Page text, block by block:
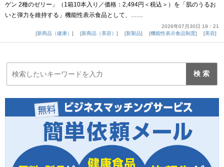
ゲン 2種のゼリー」（1箱10本入り／価格：2,494円＜税込＞）を「肌のうるお
いと弾力を維持する」機能性表示食品として、……
2026年07月30日 19：21
新商品（健康）
新商品（美容） 新製品 機能性表示食品制度 美容